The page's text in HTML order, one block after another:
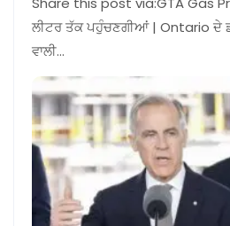
ਲੀਟਰ ਤੱਕ ਪਹੁੰਚਣਗੀਆਂ | Ontario ਦੇ
ਵਾਲੀ…